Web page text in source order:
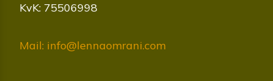
KvK: 75506998
Mail: info@lennaomrani.com